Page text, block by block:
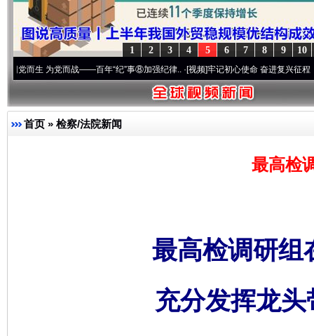
10
9
8
7
6
5
4
3
2
1
党而战——百年“纪”事⑧加强纪律..·[视频]牢记初心使命 奋进复兴征程丨“转折之城”
首页 » 检察/法院新闻
最高检
最高检调研
充分发挥龙